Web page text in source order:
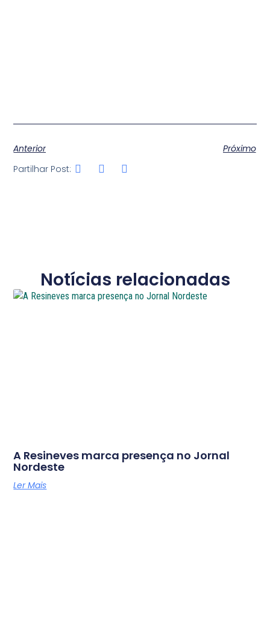
Anterior
Próximo
Partilhar Post:
Notícias relacionadas
A Resineves marca presença no Jornal
Nordeste
Ler Mais